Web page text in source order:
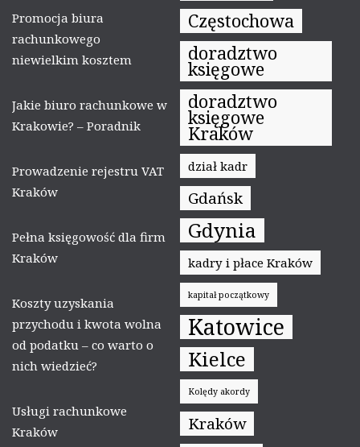
Promocja biura
rachunkowego
niewielkim kosztem
Jakie biuro rachunkowe w
Krakowie? – Poradnik
Prowadzenie rejestru VAT
Kraków
Pełna księgowość dla firm
Kraków
Koszty uzyskania
przychodu i kwota wolna
od podatku – co warto o
nich wiedzieć?
Usługi rachunkowe
Kraków
Częstochowa
doradztwo
księgowe
doradztwo
księgowe
Kraków
dział kadr
Gdańsk
Gdynia
kadry i płace Kraków
kapitał początkowy
Katowice
Kielce
Kolędy akordy
Kraków